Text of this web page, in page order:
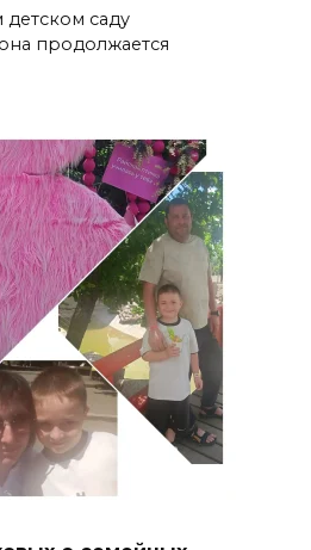
саду
продолжается